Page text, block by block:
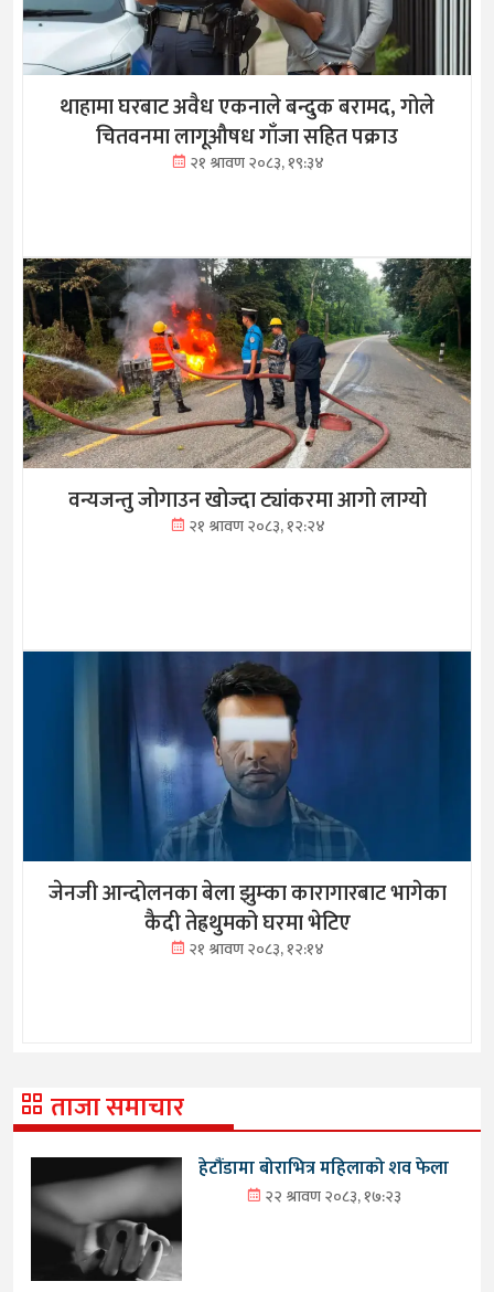
थाहामा घरबाट अवैध एकनाले बन्दुक बरामद, गोले
चितवनमा लागूऔषध गाँजा सहित पक्राउ
२१ श्रावण २०८३, १९:३४
वन्यजन्तु जोगाउन खोज्दा ट्यांकरमा आगो लाग्यो
२१ श्रावण २०८३, १२:२४
जेनजी आन्दोलनका बेला झुम्का कारागारबाट भागेका
कैदी तेह्रथुमको घरमा भेटिए
२१ श्रावण २०८३, १२:१४
ताजा समाचार
हेटौंडामा बोराभित्र महिलाको शव फेला
२२ श्रावण २०८३, १७:२३